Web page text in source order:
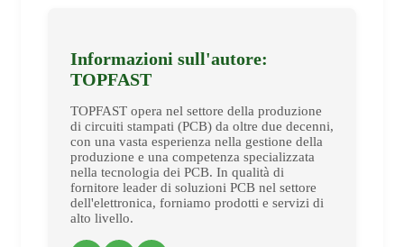
Informazioni sull'autore:
TOPFAST
TOPFAST opera nel settore della produzione
di circuiti stampati (PCB) da oltre due decenni,
con una vasta esperienza nella gestione della
produzione e una competenza specializzata
nella tecnologia dei PCB. In qualità di
fornitore leader di soluzioni PCB nel settore
dell'elettronica, forniamo prodotti e servizi di
alto livello.